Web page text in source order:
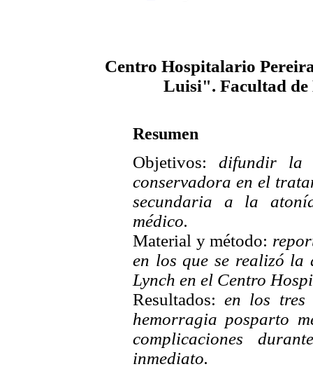
Centro Hospitalario
Luisi". Facultad de
Resumen
Objetivos: difundir la
conservadora en el
secundaria a la
médico.
Material y método:
en los que se realizó
Lynch en el Centro
Resultados:en los tres
hemorragia posparto
complicaciones
inmediato.